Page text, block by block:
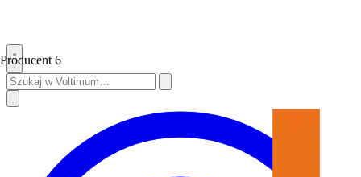
Producent 6